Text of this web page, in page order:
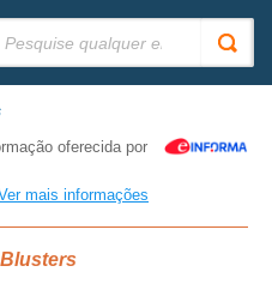
oferecida por
mais informações